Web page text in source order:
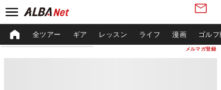
メルマガ登録
全ツアー ギア レッスン ライフ 漫画 ゴル